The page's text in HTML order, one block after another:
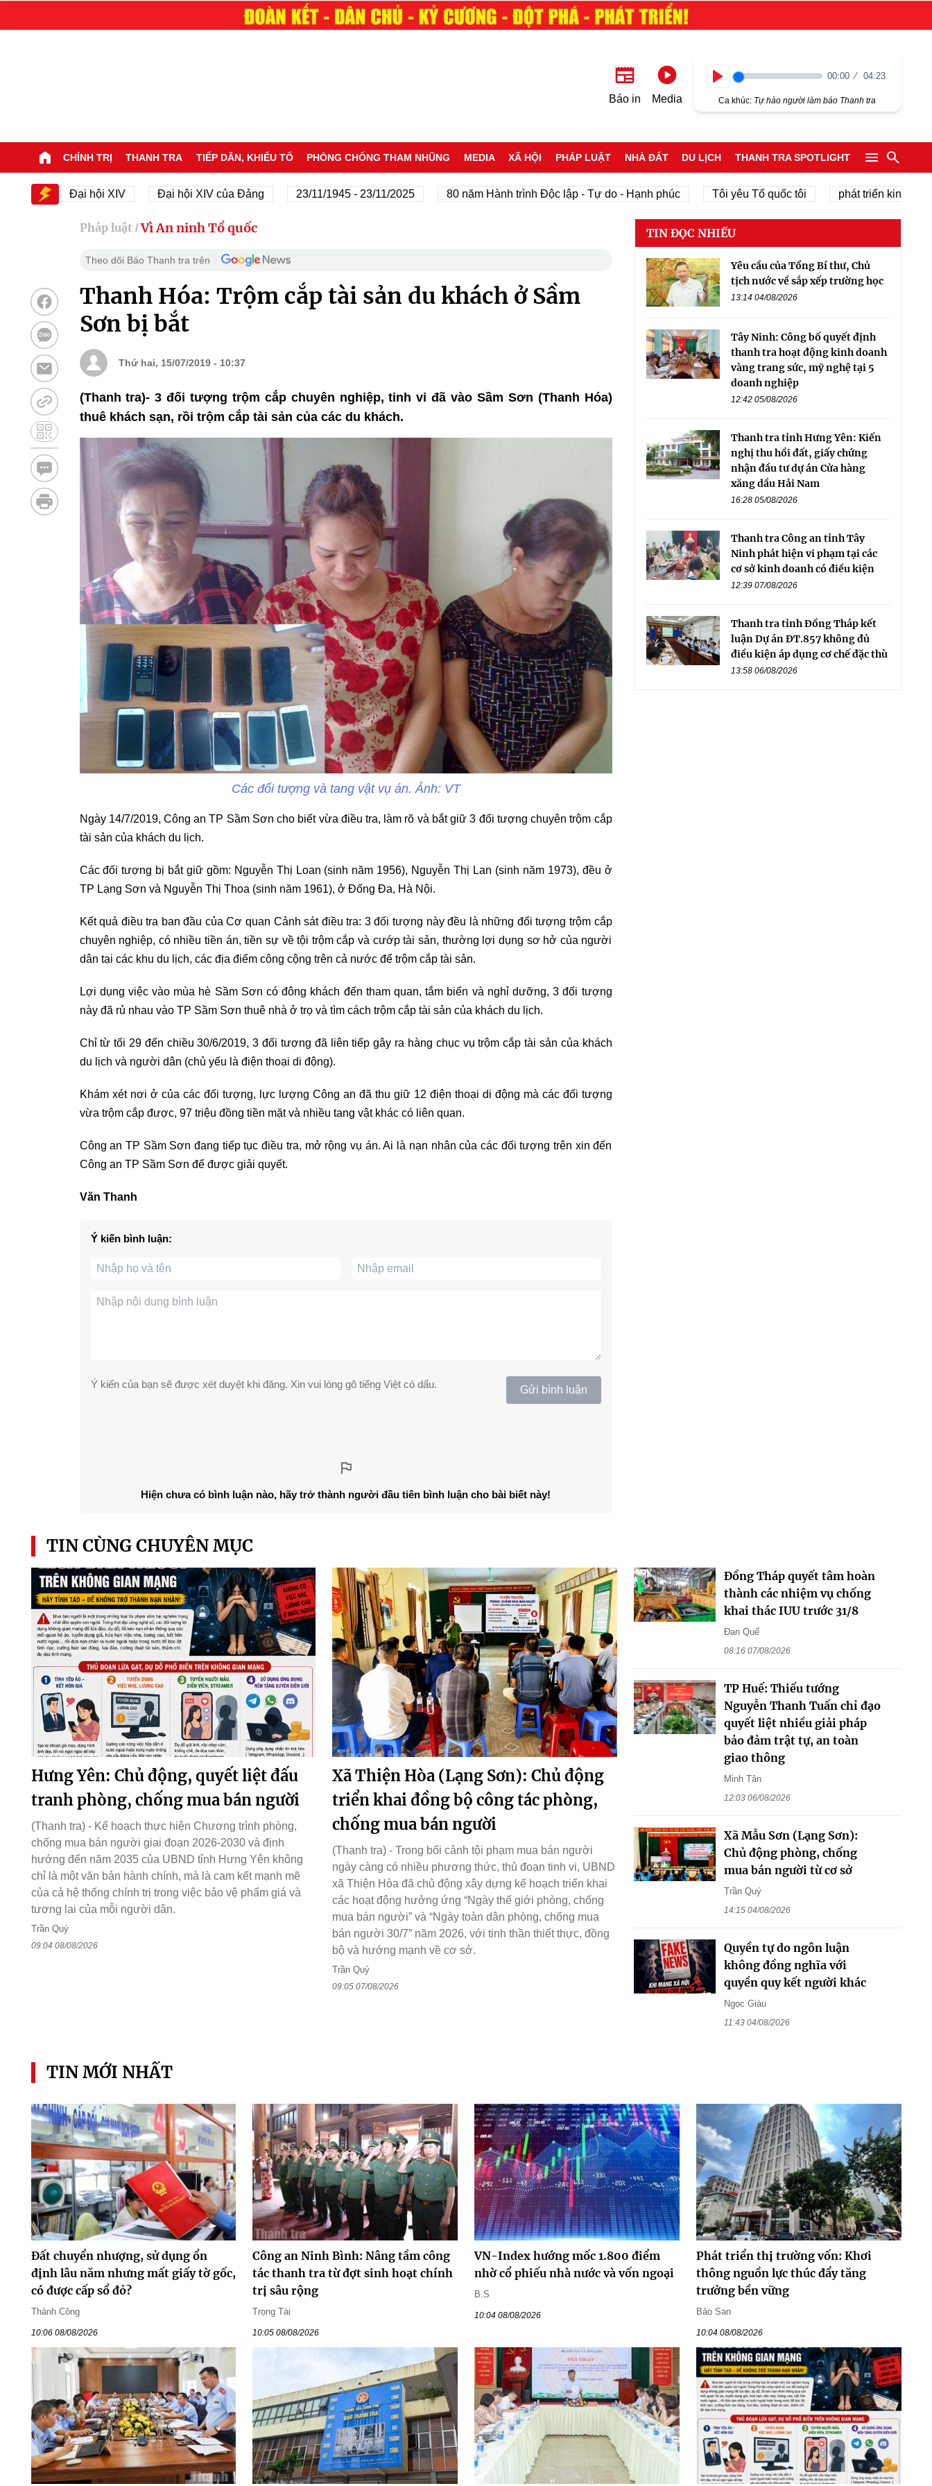
Báo in Media
00:00 04:23
Ca khúc: Tự hào người làm báo Thanh tra
CHÍNH TRỊ THANH TRA TIẾP DÂN, KHIẾU TỐ PHÒNG CHỐNG THAM NHŨNG MEDIA XÃ HỘI PHÁP LUẬT NHÀ ĐẤT DU LỊCH THANH TRA SPOTLIGHT
Đại hội XIV Đại hội XIV của Đảng 23/11/1945 - 23/11/2025 80 năm Hành trình Độc lập - Tự do - Hạnh phúc Tôi yêu Tổ quốc tôi phát triển kinh tế tư nhân
Pháp luật / Vì An ninh Tổ quốc
Theo dõi Báo Thanh tra trên
Thanh Hóa: Trộm cắp tài sản du khách ở Sầm
Sơn bị bắt
Thứ hai, 15/07/2019 - 10:37
(Thanh tra)- 3 đối tượng trộm cắp chuyên nghiệp, tinh vi đã vào Sầm Sơn (Thanh Hóa)
thuê khách sạn, rồi trộm cắp tài sản của các du khách.
Các đối tượng và tang vật vụ án. Ảnh: VT
Ngày 14/7/2019, Công an TP Sầm Sơn cho biết vừa điều tra, làm rõ và bắt giữ 3 đối tượng chuyên trộm cắp
tài sản của khách du lịch.
Các đối tượng bị bắt giữ gồm: Nguyễn Thị Loan (sinh năm 1956), Nguyễn Thị Lan (sinh năm 1973), đều ở
TP Lạng Sơn và Nguyễn Thị Thoa (sinh năm 1961), ở Đống Đa, Hà Nội.
Kết quả điều tra ban đầu của Cơ quan Cảnh sát điều tra: 3 đối tượng này đều là những đối tượng trộm cắp
chuyên nghiệp, có nhiều tiền án, tiền sự về tội trộm cắp và cướp tài sản, thường lợi dụng sơ hở của người
dân tại các khu du lịch, các địa điểm công cộng trên cả nước để trộm cắp tài sản.
Lợi dụng việc vào mùa hè Sầm Sơn có đông khách đến tham quan, tắm biển và nghỉ dưỡng, 3 đối tượng
này đã rủ nhau vào TP Sầm Sơn thuê nhà ở trọ và tìm cách trộm cắp tài sản của khách du lịch.
Chỉ từ tối 29 đến chiều 30/6/2019, 3 đối tượng đã liên tiếp gây ra hàng chục vụ trộm cắp tài sản của khách
du lịch và người dân (chủ yếu là điện thoại di động).
Khám xét nơi ở của các đối tượng, lực lượng Công an đã thu giữ 12 điện thoại di động mà các đối tượng
vừa trộm cắp được, 97 triệu đồng tiền mặt và nhiều tang vật khác có liên quan.
Công an TP Sầm Sơn đang tiếp tục điều tra, mở rộng vụ án. Ai là nạn nhân của các đối tượng trên xin đến
Công an TP Sầm Sơn để được giải quyết.
Văn Thanh
Ý kiến bình luận:
Ý kiến của bạn sẽ được xét duyệt khi đăng. Xin vui lòng gõ tiếng Việt có dấu. Gửi bình luận
Hiện chưa có bình luận nào, hãy trở thành người đầu tiên bình luận cho bài biết này!
TIN ĐỌC NHIỀU
Yêu cầu của Tổng Bí thư, Chủ
tịch nước về sắp xếp trường học
13:14 04/08/2026
Tây Ninh: Công bố quyết định
thanh tra hoạt động kinh doanh
vàng trang sức, mỹ nghệ tại 5
doanh nghiệp
12:42 05/08/2026
Thanh tra tỉnh Hưng Yên: Kiến
nghị thu hồi đất, giấy chứng
nhận đầu tư dự án Cửa hàng
xăng dầu Hải Nam
16:28 05/08/2026
Thanh tra Công an tỉnh Tây
Ninh phát hiện vi phạm tại các
cơ sở kinh doanh có điều kiện
12:39 07/08/2026
Thanh tra tỉnh Đồng Tháp kết
luận Dự án ĐT.857 không đủ
điều kiện áp dụng cơ chế đặc thù
13:58 06/08/2026
TIN CÙNG CHUYÊN MỤC
Hưng Yên: Chủ động, quyết liệt đấu
tranh phòng, chống mua bán người
(Thanh tra) - Kế hoạch thực hiện Chương trình phòng,
chống mua bán người giai đoạn 2026-2030 và định
hướng đến năm 2035 của UBND tỉnh Hưng Yên không
chỉ là một văn bản hành chính, mà là cam kết mạnh mẽ
của cả hệ thống chính trị trong việc bảo vệ phẩm giá và
tương lai của mỗi người dân.
Trần Quý
09:04 08/08/2026
Xã Thiện Hòa (Lạng Sơn): Chủ động
triển khai đồng bộ công tác phòng,
chống mua bán người
(Thanh tra) - Trong bối cảnh tội phạm mua bán người
ngày càng có nhiều phương thức, thủ đoạn tinh vi, UBND
xã Thiện Hòa đã chủ động xây dựng kế hoạch triển khai
các hoạt động hưởng ứng “Ngày thế giới phòng, chống
mua bán người” và “Ngày toàn dân phòng, chống mua
bán người 30/7” năm 2026, với tinh thần thiết thực, đồng
bộ và hướng mạnh về cơ sở.
Trần Quý
09:05 07/08/2026
Đồng Tháp quyết tâm hoàn
thành các nhiệm vụ chống
khai thác IUU trước 31/8
Đan Quế
08:16 07/08/2026
TP Huế: Thiếu tướng
Nguyễn Thanh Tuấn chỉ đạo
quyết liệt nhiều giải pháp
bảo đảm trật tự, an toàn
giao thông
Minh Tân
12:03 06/08/2026
Xã Mẫu Sơn (Lạng Sơn):
Chủ động phòng, chống
mua bán người từ cơ sở
Trần Quý
14:15 04/08/2026
Quyền tự do ngôn luận
không đồng nghĩa với
quyền quy kết người khác
Ngọc Giàu
11:43 04/08/2026
TIN MỚI NHẤT
Đất chuyển nhượng, sử dụng ổn
định lâu năm nhưng mất giấy tờ gốc,
có được cấp sổ đỏ?
Thành Công
10:06 08/08/2026
Công an Ninh Bình: Nâng tầm công
tác thanh tra từ đợt sinh hoạt chính
trị sâu rộng
Trọng Tài
10:05 08/08/2026
VN-Index hướng mốc 1.800 điểm
nhờ cổ phiếu nhà nước và vốn ngoại
B.S
10:04 08/08/2026
Phát triển thị trường vốn: Khơi
thông nguồn lực thúc đẩy tăng
trưởng bền vững
Bảo San
10:04 08/08/2026